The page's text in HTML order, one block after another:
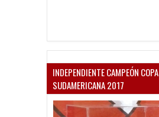
INDEPENDIENTE CAMPEÓN COPA
SUDAMERICANA 2017